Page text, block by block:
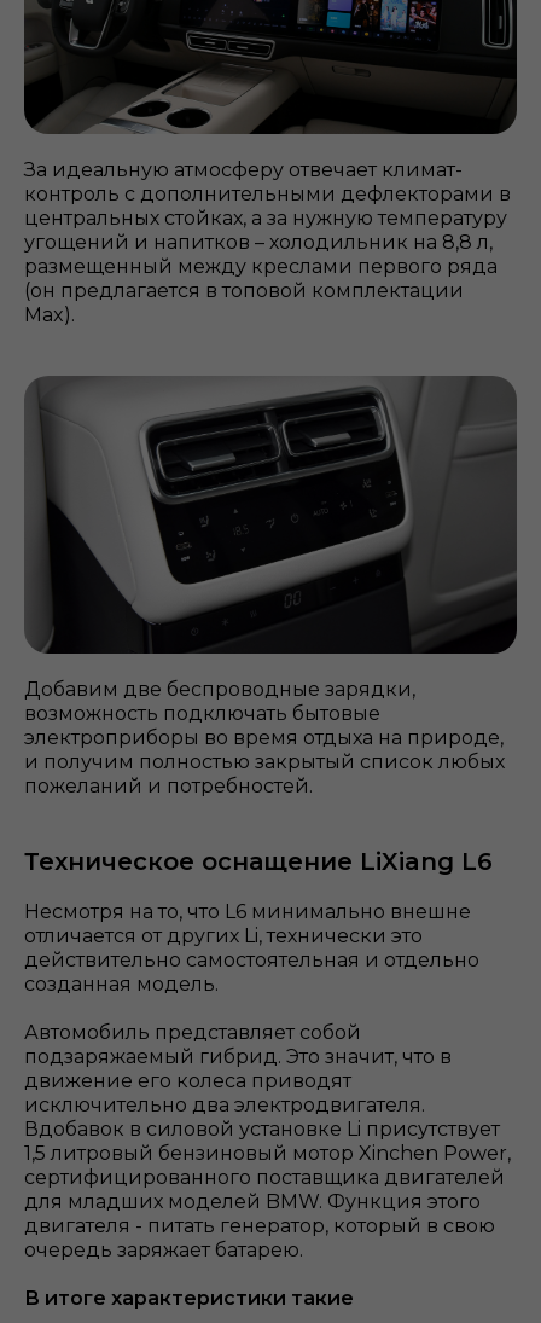
За идеальную атмосферу отвечает климат-
контроль с дополнительными дефлекторами в
центральных стойках, а за нужную температуру
угощений и напитков – холодильник на 8,8 л,
размещенный между креслами первого ряда
(он предлагается в топовой комплектации
Max).
Добавим две беспроводные зарядки,
возможность подключать бытовые
электроприборы во время отдыха на природе,
и получим полностью закрытый список любых
пожеланий и потребностей.
Техническое оснащение LiXiang L6
Несмотря на то, что L6 минимально внешне
отличается от других Li, технически это
действительно самостоятельная и отдельно
созданная модель.
Автомобиль представляет собой
подзаряжаемый гибрид. Это значит, что в
движение его колеса приводят
исключительно два электродвигателя.
Вдобавок в силовой установке Li присутствует
1,5 литровый бензиновый мотор Xinchen Power,
сертифицированного поставщика двигателей
для младших моделей BMW. Функция этого
двигателя - питать генератор, который в свою
очередь заряжает батарею.
В итоге характеристики такие